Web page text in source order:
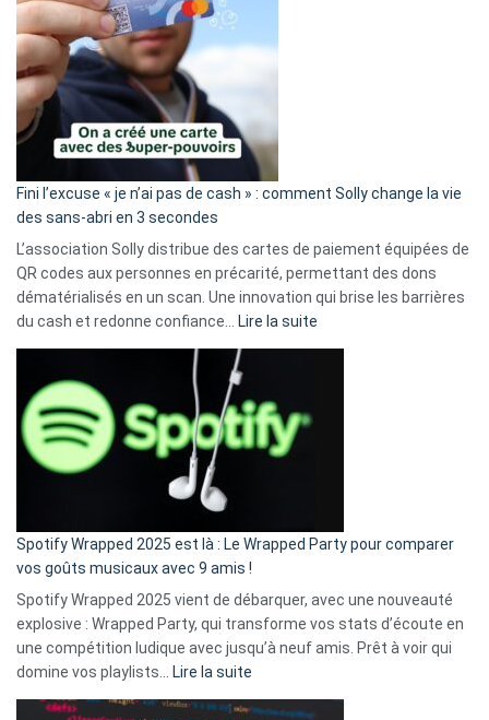
Fini l’excuse « je n’ai pas de cash » : comment Solly change la vie
des sans-abri en 3 secondes
L’association Solly distribue des cartes de paiement équipées de
QR codes aux personnes en précarité, permettant des dons
dématérialisés en un scan. Une innovation qui brise les barrières
du cash et redonne confiance…
Lire la suite
»
Solly
change
la
des
Spotify Wrapped 2025 est là : Le Wrapped Party pour comparer
vos goûts musicaux avec 9 amis !
Spotify Wrapped 2025 vient de débarquer, avec une nouveauté
explosive : Wrapped Party, qui transforme vos stats d’écoute en
une compétition ludique avec jusqu’à neuf amis. Prêt à voir qui
domine vos playlists…
Lire la suite